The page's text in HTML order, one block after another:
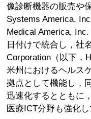
像診断機器の販売や
Systems America,
Medical America,
日付けで統合し，社
Corporation（以下，
米州におけるヘルス
拠点として機能し，
迅速化するとともに
医療ICT分野も強化し